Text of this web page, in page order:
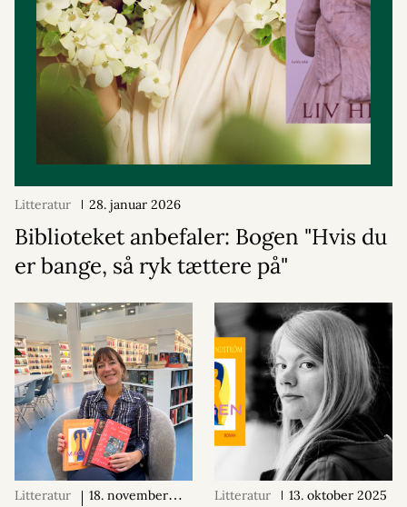
Litteratur 28. januar 2026
Biblioteket anbefaler: Bogen "Hvis du
er bange, så ryk tættere på"
Litteratur
18. november
Litteratur 13. oktober 2025